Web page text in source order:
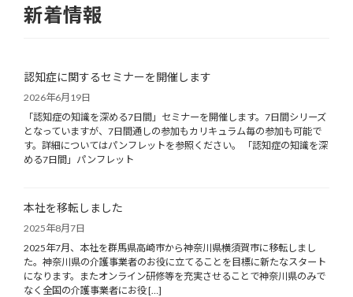
新着情報
認知症に関するセミナーを開催します
2026年6月19日
「認知症の知識を深める7日間」セミナーを開催します。7日間シリーズ
となっていますが、7日間通しの参加もカリキュラム毎の参加も可能で
す。詳細についてはパンフレットを参照ください。 「認知症の知識を深
める7日間」パンフレット
本社を移転しました
2025年8月7日
2025年7月、本社を群馬県高崎市から神奈川県横須賀市に移転しまし
た。神奈川県の介護事業者のお役に立てることを目標に新たなスタート
になります。またオンライン研修等を充実させることで神奈川県のみで
なく全国の介護事業者にお役 […]